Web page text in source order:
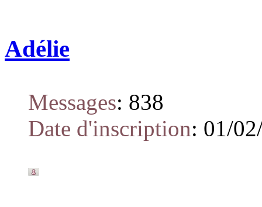
Adélie
Messages: 838
Date d'inscription: 01/